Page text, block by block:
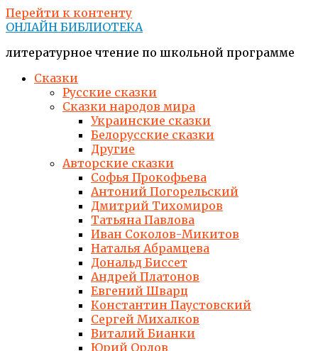
Перейти к контенту
ОНЛАЙН БИБЛИОТЕКА
литературное чтение по школьной программе
Сказки
Русские сказки
Сказки народов мира
Украинские сказки
Белорусские сказки
Другие
Авторские сказки
Софья Прокофьева
Антоний Погорельский
Дмитрий Тихомиров
Татьяна Павлова
Иван Соколов-Микитов
Наталья Абрамцева
Дональд Биссет
Андрей Платонов
Евгений Шварц
Константин Паустовский
Сергей Михалков
Виталий Бианки
Юрий Орлов